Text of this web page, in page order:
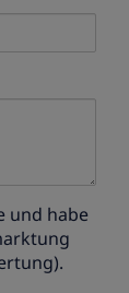
und habe